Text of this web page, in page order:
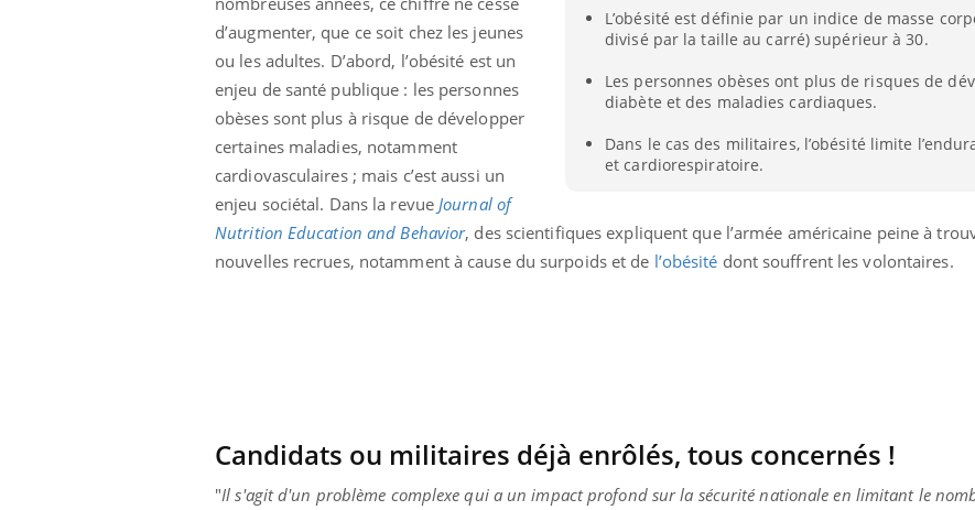
L’obésité est définie par un indice de masse
divisé par la taille au carré) supérieur à 30.
Les personnes obèses ont plus de risques de
diabète et des maladies cardiaques.
Dans le cas des militaires, l’obésité limite
et cardiorespiratoire.
d’augmenter, que ce soit chez les jeunes
ou les adultes. D’abord, l’obésité est un
enjeu de santé publique : les personnes
obèses sont plus à risque de développer
certaines maladies, notamment
cardiovasculaires ; mais c’est aussi un
enjeu sociétal. Dans la revue Journal of
Nutrition Education and Behavior, des scientifiques expliquent que l’armée américaine peine à
nouvelles recrues, notamment à cause du surpoids et de l’obésité dont souffrent les volontaires.
Candidats ou militaires déjà enrôlés, tous concernés !
"Il s'agit d'un problème complexe qui a un impact profond sur la sécurité nationale en limitant le